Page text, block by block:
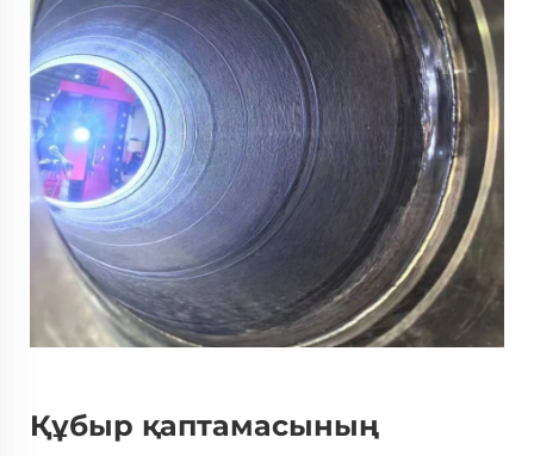
Құбыр қаптамасының